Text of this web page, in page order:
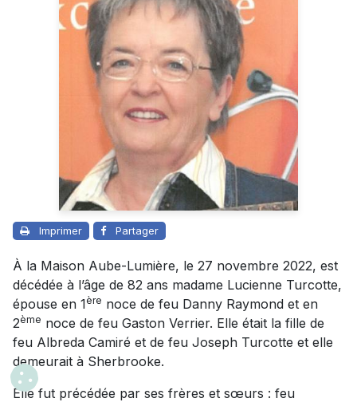
Imprimer Partager
À la Maison Aube-Lumière, le 27 novembre 2022, est
décédée à l’âge de 82 ans madame Lucienne Turcotte,
épouse en 1ère noce de feu Danny Raymond et en
2ème noce de feu Gaston Verrier. Elle était la fille de
feu Albreda Camiré et de feu Joseph Turcotte et elle
demeurait à Sherbrooke.
Elle fut précédée par ses frères et sœurs : feu